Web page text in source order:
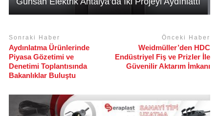
Sonraki Haber
Aydınlatma Ürünlerinde
Piyasa Gözetimi ve
Denetimi Toplantısında
Bakanlıklar Buluştu
Önceki Haber
Weidmüller’den HDC
Endüstriyel Fiş ve Prizler İle
Güvenilir Aktarım İmkanı